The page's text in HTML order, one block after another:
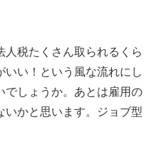
税たくさん取られるくら
い！という風な流れにし
でしょうか。あとは雇用の
かと思います。ジョブ型